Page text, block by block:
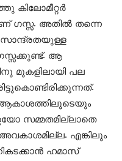
കിലോമീറ്റര്‍
ഗസ്സ. അതില്‍ തന്നെ
ആ
മുകളിലായി പല
സമ്മതമില്ലാതെ
എങ്കിലും
ഹമാസ്